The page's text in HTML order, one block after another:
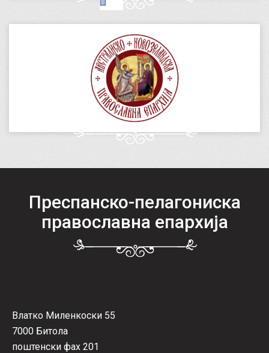
Преспанско-пелагониска
православна епархија
Влатко Миленкоски 55
7000 Битола
поштенски фах 201